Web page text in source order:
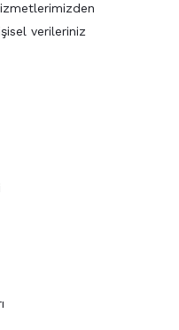
verileriniz